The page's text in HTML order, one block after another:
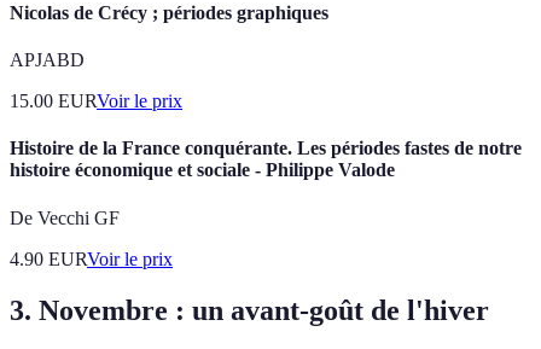
Nicolas de Crécy ; périodes graphiques
APJABD
15.00 EURVoir le prix
Histoire de la France conquérante. Les périodes fastes de notre
histoire économique et sociale - Philippe Valode
De Vecchi GF
4.90 EURVoir le prix
3. Novembre : un avant-goût de l'hiver